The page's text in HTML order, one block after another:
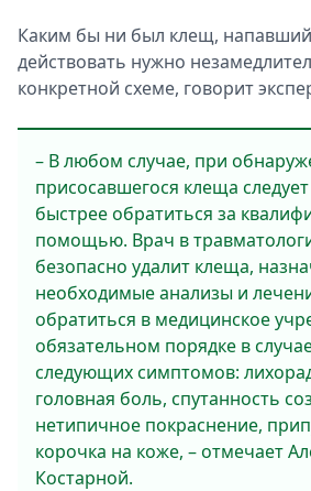
Каким бы ни был клещ, напавший
действовать нужно
конкретной схеме, говорит
– В любом случае, при
присосавшегося клеща
быстрее обратиться за
помощью. Врач в
безопасно удалит клеща,
необходимые анализы и
обратиться в медицинское
обязательном порядке в
следующих симптомов:
головная боль, спутанность
нетипичное покраснение,
корочка на коже, – отмечает
Костарной.